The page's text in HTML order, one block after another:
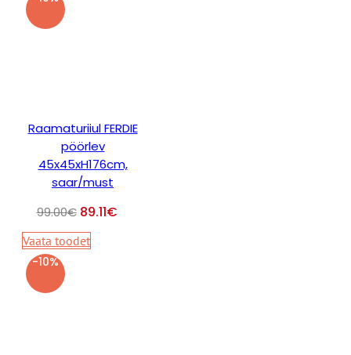
Raamaturiiul FERDIE
pöörlev
45x45xH176cm,
saar/must
99.00€ 89.11€
Vaata toodet
-10%